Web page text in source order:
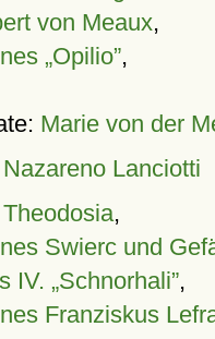
von Meaux,
„Opilio”,
Marie von der
Nazareno Lanciotti
Theodosia,
Swierc und
IV. „Schnorhali”,
Franziskus